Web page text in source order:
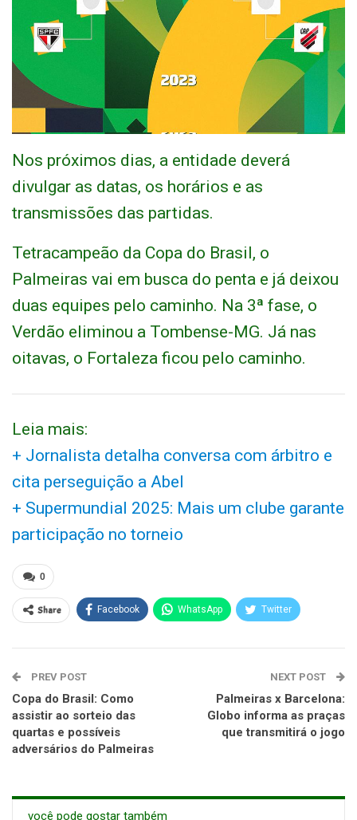
Nos próximos dias, a entidade deverá
divulgar as datas, os horários e as
transmissões das partidas.
Tetracampeão da Copa do Brasil, o
Palmeiras vai em busca do penta e já deixou
duas equipes pelo caminho. Na 3ª fase, o
Verdão eliminou a Tombense-MG. Já nas
oitavas, o Fortaleza ficou pelo caminho.
Leia mais:
+ Jornalista detalha conversa com árbitro e
cita perseguição a Abel
+ Supermundial 2025: Mais um clube garante
participação no torneio
0
Share Facebook WhatsApp Twitter
PREV POST
Copa do Brasil: Como
assistir ao sorteio das
quartas e possíveis
adversários do Palmeiras
NEXT POST
Palmeiras x Barcelona:
Globo informa as praças
que transmitirá o jogo
você pode gostar também